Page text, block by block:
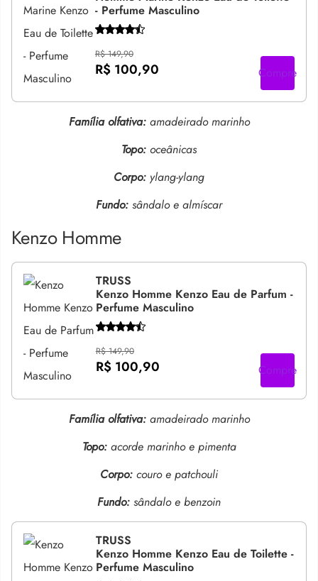
- Perfume Masculino
R$ 149,90
R$ 100,90 Compre
Família olfativa: amadeirado marinho
Topo: oceânicas
Corpo: ylang-ylang
Fundo: sândalo e almíscar
Kenzo Homme
TRUSS
Kenzo Homme Kenzo Eau de Parfum -
Perfume Masculino
R$ 149,90
R$ 100,90 Compre
Família olfativa: amadeirado marinho
Topo: acorde marinho e pimenta
Corpo: couro e patchouli
Fundo: sândalo e benzoin
TRUSS
Kenzo Homme Kenzo Eau de Toilette -
Perfume Masculino